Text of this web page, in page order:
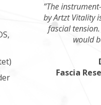
”The
by Artzt Vitality
fascial
would
Fascia